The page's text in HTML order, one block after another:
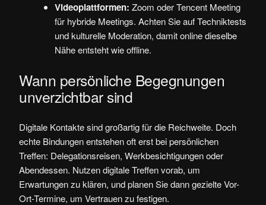
Videoplattformen: Zoom oder Tencent Meeting
für hybride Meetings. Achten Sie auf Techniktests
und kulturelle Moderation, damit online dieselbe
Nähe entsteht wie offline.
Wann persönliche Begegnungen
unverzichtbar sind
Digitale Kontakte sind großartig für die Reichweite. Doch
echte Bindungen entstehen oft erst bei persönlichen
Treffen: Delegationsreisen, Werkbesichtigungen oder
Abendessen. Nutzen digitale Treffen vorab, um
Erwartungen zu klären, und planen Sie dann gezielte Vor-
Ort-Termine, um Vertrauen zu festigen.